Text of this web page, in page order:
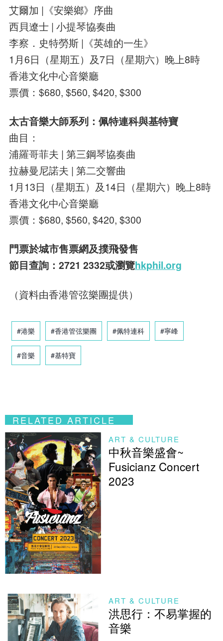
艾爾加 |《安樂鄉》序曲
西貝遼士 | 小提琴協奏曲
李察．史特勞斯 |《英雄的一生》
1月6日（星期五）及7日（星期六）晚上8時
香港文化中心音樂廳
票價：$680, $560, $420, $300
太古音樂大師系列：佩特連科與基特寶
曲目：
浦羅哥菲夫 | 第三鋼琴協奏曲
拉赫曼尼諾夫 | 第二交響曲
1月13日（星期五）及14日（星期六）晚上8時
香港文化中心音樂廳
票價：$680, $560, $420, $300
門票於城市售票網及撲飛發售
節目查詢：2721 2332或瀏覽hkphil.org
（資料由香港管弦樂團提供）
#港樂 #香港管弦樂團 #佩特連科 #寧峰
#音樂 #基特寶
RELATED ARTICLE
ART & CULTURE
中秋音樂盛會~
Fusicianz Concert
2023
ART & CULTURE
洪思行：不易掌握的
音樂